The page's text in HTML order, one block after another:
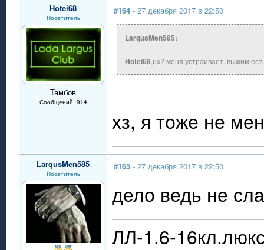
Hotei68
Посетитель
Тамбов
Сообщений: 914
#164 - 27 декабря 2017 в 22:50
LarqusMen585:
Hotei68,нх? меня устраивает. выжим
хз, я тоже не
LarqusMen585
Посетитель
#165 - 27 декабря 2017 в 22:50
дело ведь не
ЛЛ-1.6-